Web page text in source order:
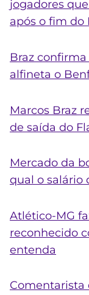
jogadores
após o fim do
Braz confirma
alfineta o
Marcos Braz
de saída do
Mercado da
qual o salário
Atlético-MG
reconhecido
entenda
Comentarista